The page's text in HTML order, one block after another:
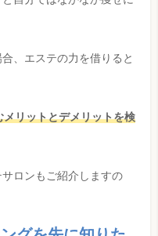
、エステの力を借りると
リットとデメリットを検
ロンもご紹介しますの